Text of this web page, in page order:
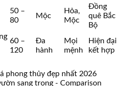
50 –
80
Mộc
Hỏa,
Mộc
Đồng
quê Bắc
Bộ
60 –
120
Đa
hành
Mọi
mệnh
Hiện đại
kết hợp